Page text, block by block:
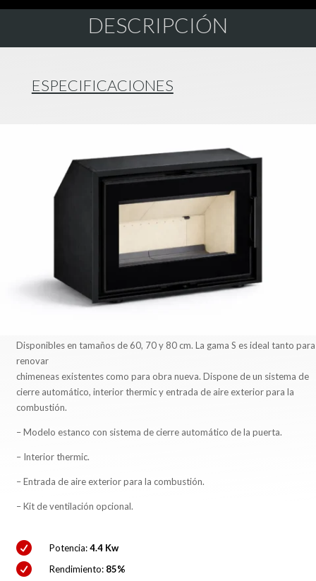
DESCRIPCIÓN
ESPECIFICACIONES
Disponibles en tamaños de 60, 70 y 80 cm. La gama S es ideal tanto para
renovar
chimeneas existentes como para obra nueva. Dispone de un sistema de
cierre automático, interior thermic y entrada de aire exterior para la
combustión.
– Modelo estanco con sistema de cierre automático de la puerta.
– Interior thermic.
– Entrada de aire exterior para la combustión.
– Kit de ventilación opcional.
 Potencia:4.4 Kw
 Rendimiento: 85%